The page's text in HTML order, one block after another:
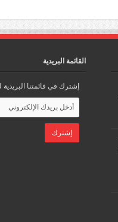
القائمة البريدية
إشترك في قائمتنا